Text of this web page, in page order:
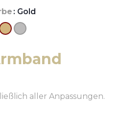
aller Anpassungen.
: Gold